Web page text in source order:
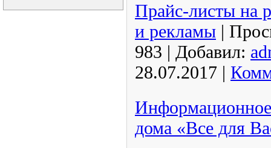
Прайс-листы на
и рекламы |
983 | Добавил:
28.07.2017 |
Информационное
дома «Все для